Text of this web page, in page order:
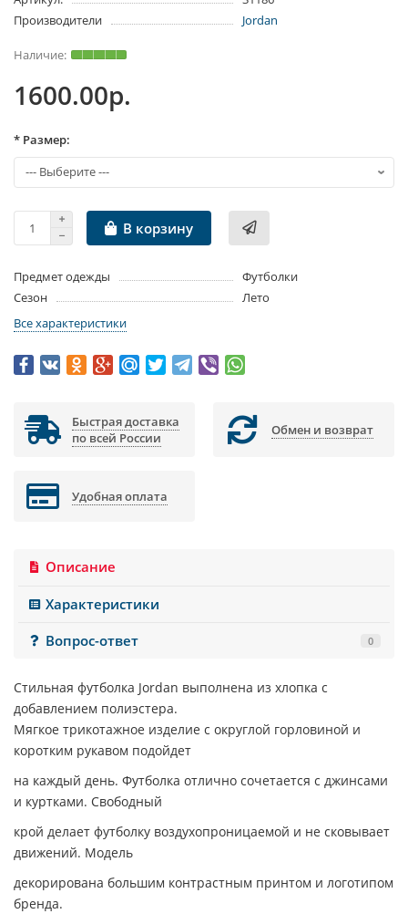
Производители
Jordan
1600.00р.
* Размер:
В корзину
Предмет одежды
Футболки
Сезон
Лето
Все характеристики
Быстрая доставка
по всей России
Обмен и возврат
Удобная оплата
Описание
Характеристики
Вопрос-ответ
0
Стильная футболка Jordan выполнена из хлопка с
добавлением полиэстера.
Мягкое трикотажное изделие с округлой горловиной и
коротким рукавом подойдет
на каждый день. Футболка отлично сочетается с джинсами
и куртками. Свободный
крой делает футболку воздухопроницаемой и не сковывает
движений. Модель
декорирована большим контрастным принтом и логотипом
бренда.